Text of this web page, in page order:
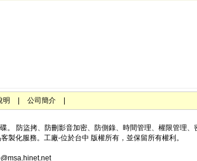
明 公司簡介
防盜拷、防刪影音加密、防側錄、時間管理、權限管理、
化服務。工廠-位於台中 版權所有，並保留所有權利。